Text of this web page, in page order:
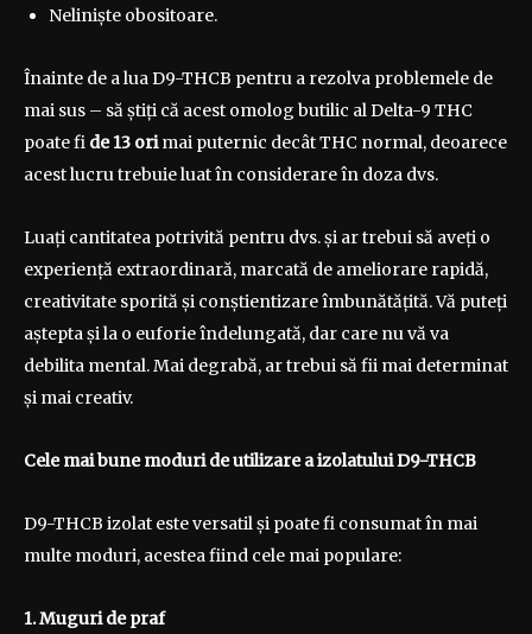
Neliniște obositoare.
Înainte de a lua D9-THCB pentru a rezolva problemele de
mai sus – să știți că acest omolog butilic al Delta-9 THC
poate fi de 13 orimai puternic decât THC normal, deoarece
acest lucru trebuie luat în considerare în doza dvs.
Luați cantitatea potrivită pentru dvs. și ar trebui să aveți o
experiență extraordinară, marcată de ameliorare rapidă,
creativitate sporită și conștientizare îmbunătățită. Vă puteți
aștepta și la o euforie îndelungată, dar care nu vă va
debilita mental. Mai degrabă, ar trebui să fii mai determinat
și mai creativ.
Cele mai bune moduri de utilizare a izolatului D9-THCB
D9-THCB izolat este versatil și poate fi consumat în mai
multe moduri, acestea fiind cele mai populare:
1. Muguri de praf